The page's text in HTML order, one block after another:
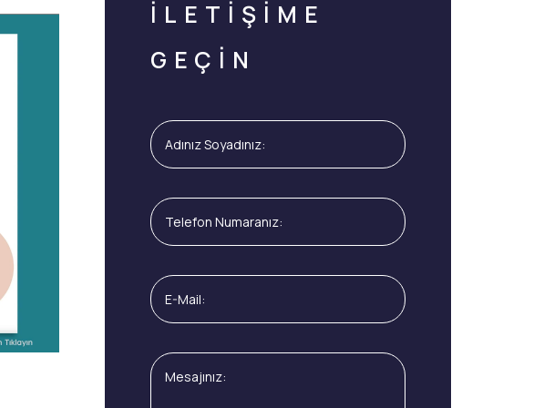
Tedavisi
Ultra
Kök Hücre
Hücre
Medikal Cilt
İLETİŞİME
GEÇİN